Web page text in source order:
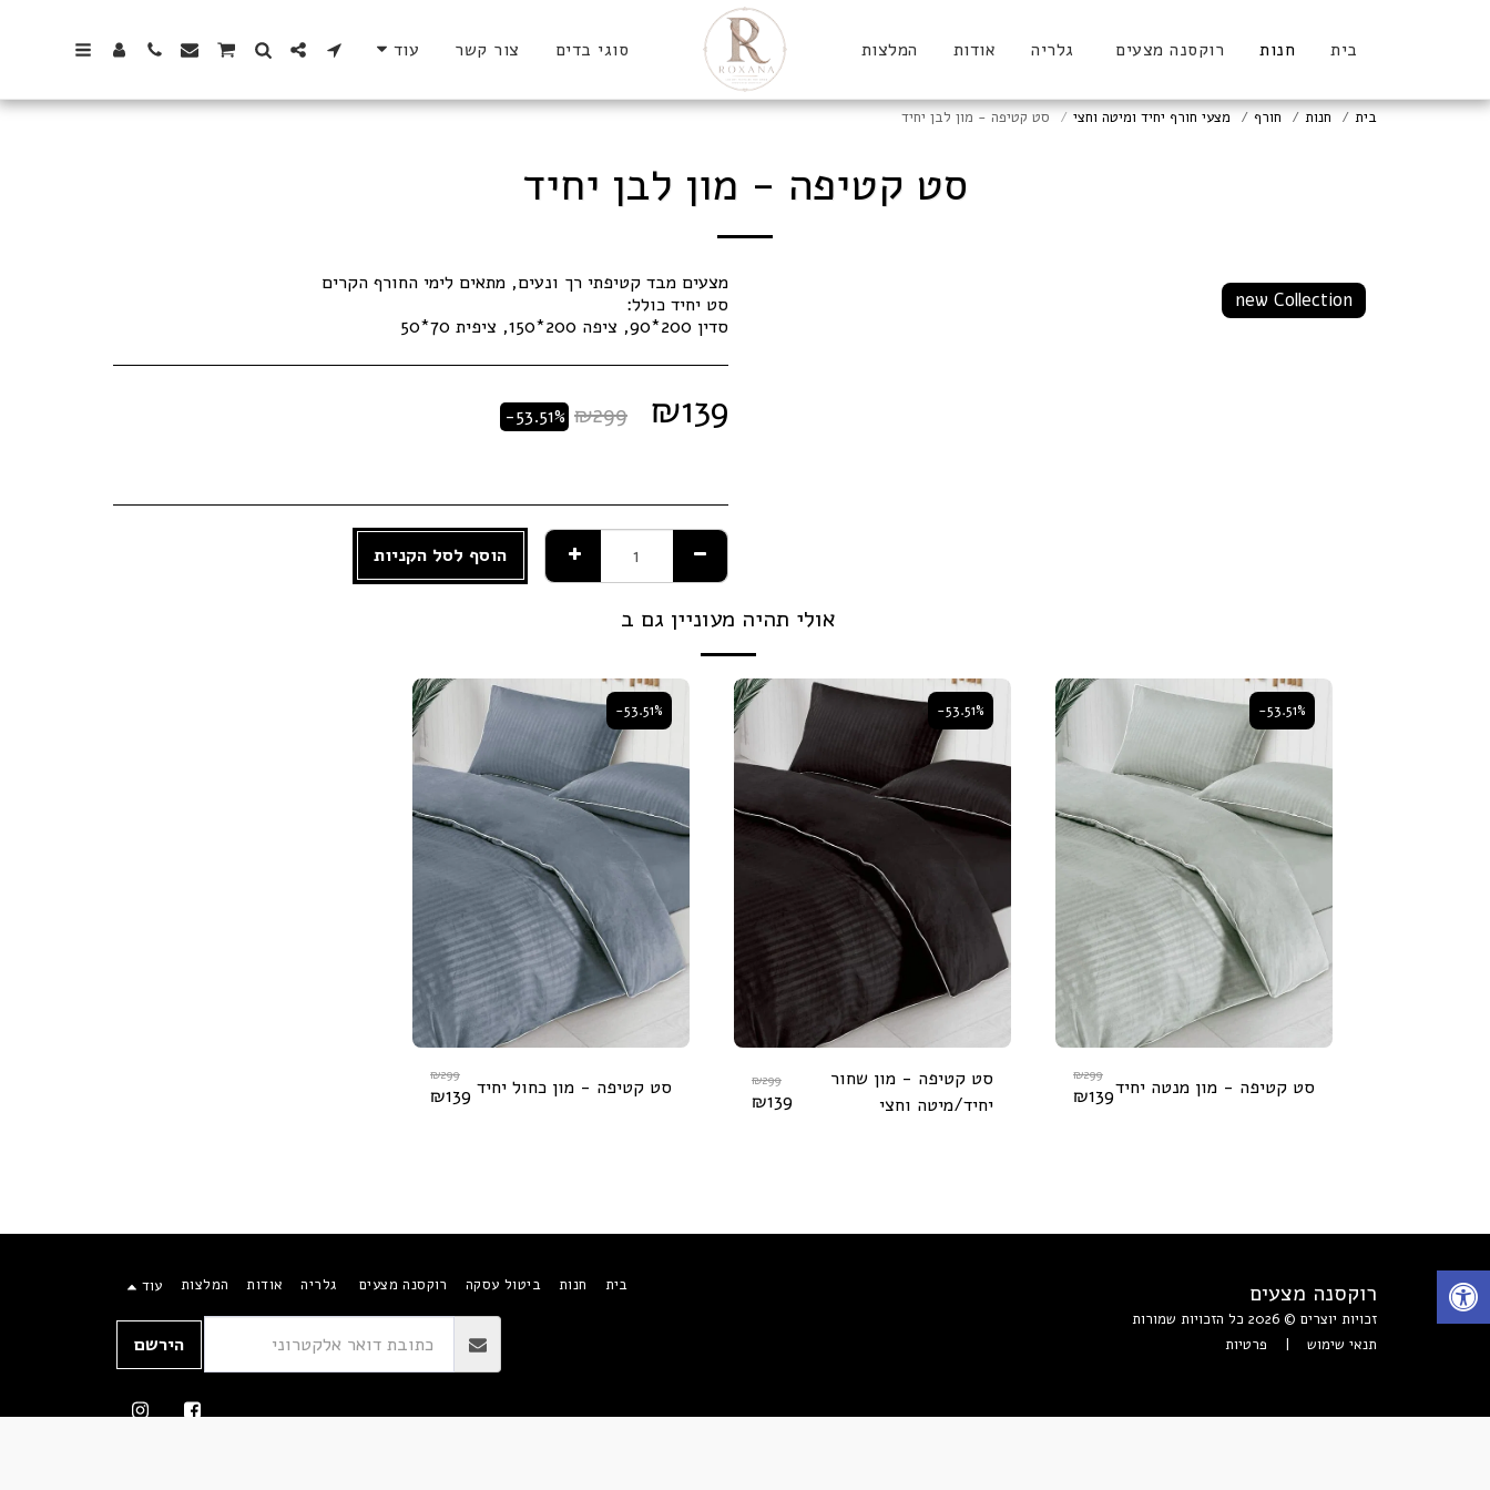
בית חנות רוקסנה מצעים גלריה אודות המלצות סוגי בדים צור קשר עוד
בית חנות חורף מצעי חורף יחיד ומיטה וחצי סט קטיפה - מון לבן יחיד
סט קטיפה - מון לבן יחיד
new Collection
סדין 200*90, ציפה 200*150, ציפית 70*50
₪139
₪299
-53.51%
הוסף לסל הקניות
אולי תהיה מעוניין גם ב
-53.51%
סט קטיפה - מון מנטה יחיד ₪299
₪139
-53.51%
סט קטיפה - מון שחור
יחיד/מיטה וחצי
₪299
₪139
-53.51%
סט קטיפה - מון כחול יחיד ₪299
₪139
רוקסנה מצעים
זכויות יוצרים © 2026 כל הזכויות שמורות
תנאי שימוש
פרטיות
בית חנות ביטול עסקה רוקסנה מצעים גלריה אודות המלצות עוד
הירשם